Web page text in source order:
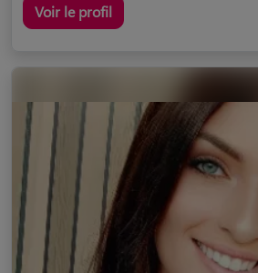
Voir le profil